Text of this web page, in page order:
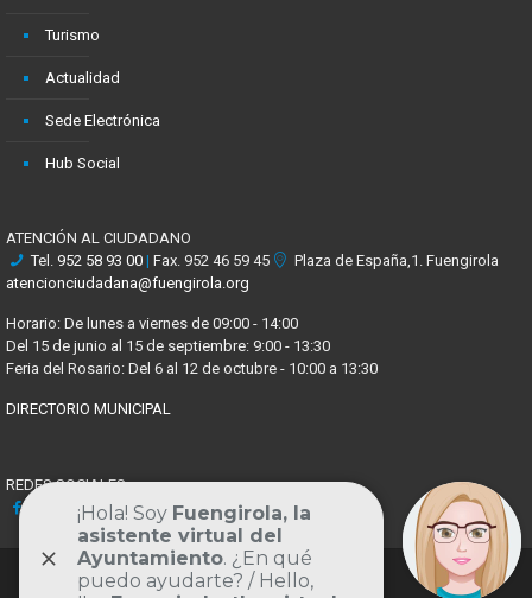
Turismo
Actualidad
Sede Electrónica
Hub Social
ATENCIÓN AL CIUDADANO
Tel. 952 58 93 00 | Fax. 952 46 59 45
Plaza de España,1. Fuengirola
atencionciudadana@fuengirola.org
Horario: De lunes a viernes de 09:00 - 14:00
Del 15 de junio al 15 de septiembre: 9:00 - 13:30
Feria del Rosario: Del 6 al 12 de octubre - 10:00 a 13:30
DIRECTORIO MUNICIPAL
REDES SOCIALES
FacebookYoutubeInstagram